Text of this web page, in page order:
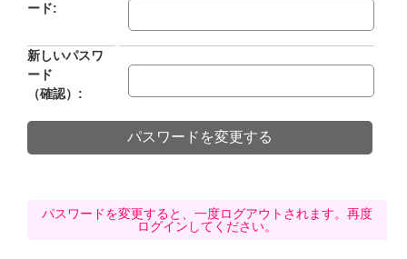
ード:
新しいパスワ
ード
（確認）:
パスワードを変更すると、一度ログアウトされます。再度
ログインしてください。